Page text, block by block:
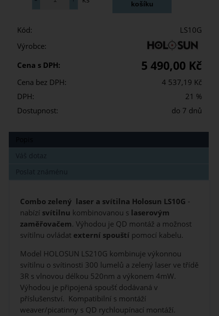
Kód:
LS10G
Výrobce:
Cena s DPH:
5 490,00 Kč
Cena bez DPH:
4 537,19 Kč
DPH:
21 %
Dostupnost:
do 7 dnů
Váš dotaz
Poslat známénu
Combo zelený laser a svítilna Holosun LS10G -
nabízí svítilnu kombinovanou s laserovým
zaměřovačem. Výhodou je QD montáž a možnost
svítilnu ovládat externí spouštípomocí kabelu.
Model HOLOSUN LS210G kombinuje výkonnou
svítilnu o svítinosti 300 lumelů a zelený laser ve třídě
3R s vlnovou délkou 520nm a výkonem 4mW.
Výhodou je připojená spoušť dodávaná v
příslušenství. Kompatibilní s montáží
weaver/picatinny s QD rychloupínací montáží.